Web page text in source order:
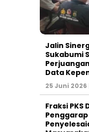
Jalin
Sukabumi
Data
25 Juni 2026
‎Fraksi PKS
Penggarap